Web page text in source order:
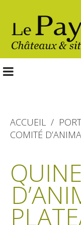
Belcastel, village
Bournazel, village
Randonnée
pédestre
En vélo, à
Gîtes et
ACCUEIL
COMITÉ